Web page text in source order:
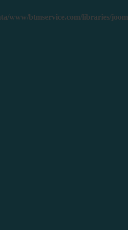
www/btmservice.com/libraries/